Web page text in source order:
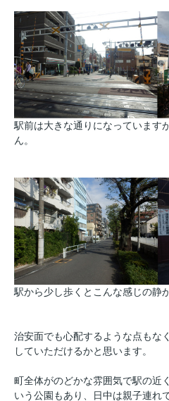
駅前は大きな通りになっています
ん。
駅から少し歩くとこんな感じの静
治安面でも心配するような点もな
していただけるかと思います。
町全体がのどかな雰囲気で駅の近
いう公園もあり、日中は親子連れ